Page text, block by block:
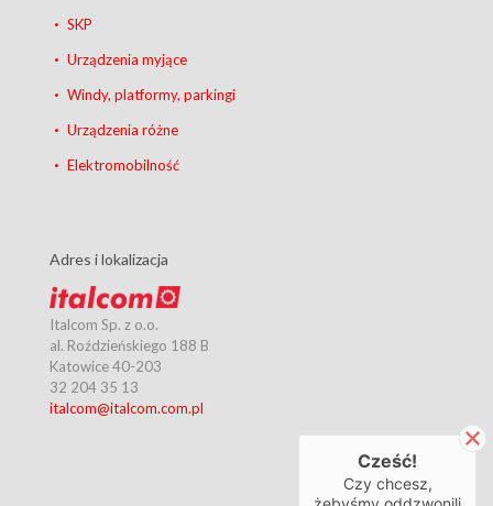
SKP
Urządzenia myjące
Windy, platformy, parkingi
Urządzenia różne
Elektromobilność
Adres i lokalizacja
Italcom Sp. z o.o.
al. Roździeńskiego 188 B
Katowice40-203
32 204 35 13
italcom@italcom.com.pl
Cześć!
Czy chcesz,